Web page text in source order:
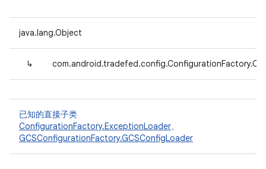
java.lang.Object
↳
已知的直接子类
ConfigurationFactory.ExceptionLoader、
GCSConfigurationFactory.GCSConfigLoader